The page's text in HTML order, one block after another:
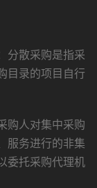
散采购是指采
目录的项目自行
人对集中采购
服务进行的非集
委托采购代理机